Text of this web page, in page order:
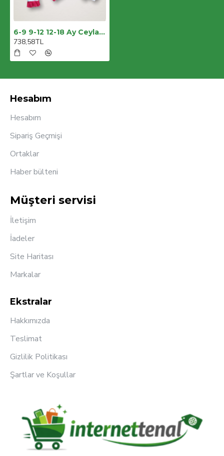
6-9 9-12 12-18 Ay Ceylanın Rüyası Baskılı Bandanalı Kısa Kollu Sweat 3lü Kız Bebek Takımı
738,58TL
Hesabım
Hesabım
Sipariş Geçmişi
Ortaklar
Haber bülteni
Müşteri servisi
İletişim
İadeler
Site Haritası
Markalar
Ekstralar
Hakkımızda
Teslimat
Gizlilik Politikası
Şartlar ve Koşullar